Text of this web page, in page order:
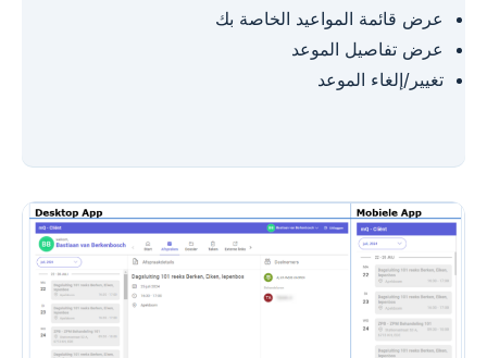
عرض قائمة المواعيد الخاصة بك
عرض تفاصيل الموعد
تغيير/إلغاء الموعد